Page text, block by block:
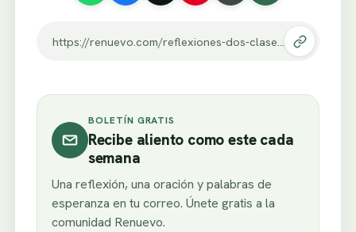
https://renuevo.com/reflexiones-dos-clases-de-personas.html
BOLETÍN GRATIS
Recibe aliento como este cada
semana
Una reflexión, una oración y palabras de
esperanza en tu correo. Únete gratis a la
comunidad Renuevo.